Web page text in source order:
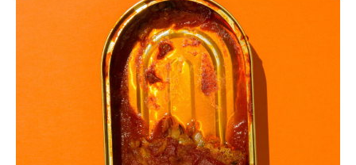
Råvarer